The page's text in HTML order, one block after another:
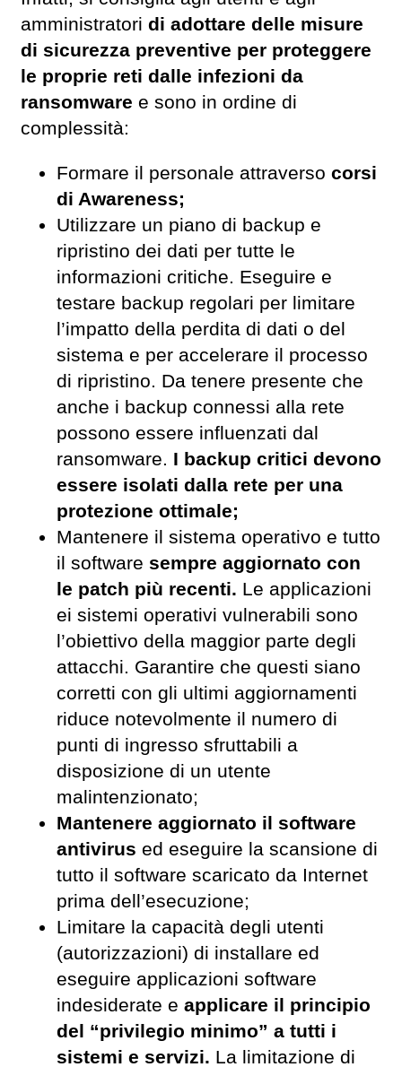
amministratori di adottare delle misure
di sicurezza preventive per proteggere
le proprie reti dalle infezioni da
ransomware e sono in ordine di
complessità:
Formare il personale attraverso corsi
di Awareness;
Utilizzare un piano di backup e
ripristino dei dati per tutte le
informazioni critiche. Eseguire e
testare backup regolari per limitare
l’impatto della perdita di dati o del
sistema e per accelerare il processo
di ripristino. Da tenere presente che
anche i backup connessi alla rete
possono essere influenzati dal
ransomware. I backup critici devono
essere isolati dalla rete per una
protezione ottimale;
Mantenere il sistema operativo e tutto
il software sempre aggiornato con
le patch più recenti. Le applicazioni
ei sistemi operativi vulnerabili sono
l’obiettivo della maggior parte degli
attacchi. Garantire che questi siano
corretti con gli ultimi aggiornamenti
riduce notevolmente il numero di
punti di ingresso sfruttabili a
disposizione di un utente
malintenzionato;
Mantenere aggiornato il software
antivirus ed eseguire la scansione di
tutto il software scaricato da Internet
prima dell’esecuzione;
Limitare la capacità degli utenti
(autorizzazioni) di installare ed
eseguire applicazioni software
indesiderate e applicare il principio
del “privilegio minimo” a tutti i
sistemi e servizi. La limitazione di